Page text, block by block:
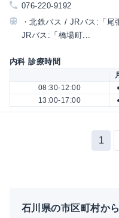
076-220-9192
・北鉄バス / JRバス:「
JRバス:「橋場町...
内科 診療時間
08:30-12:00
13:00-17:00
1
石川県の市区町村か